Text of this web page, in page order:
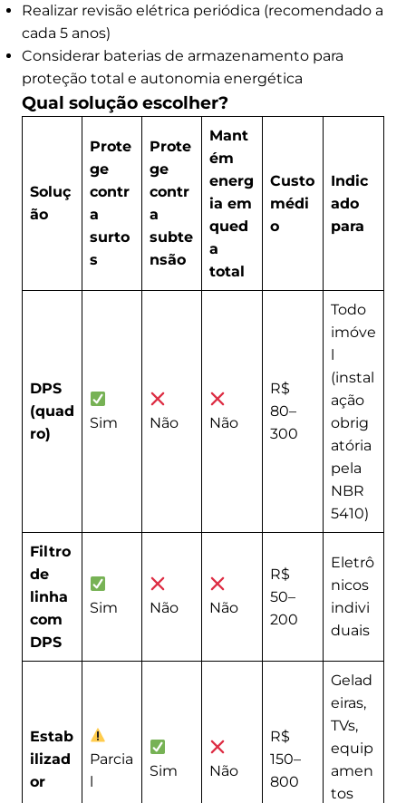
Realizar revisão elétrica periódica (recomendado a
cada 5 anos)
Considerar baterias de armazenamento para
proteção total e autonomia energética
Qual solução escolher?
Soluç
ão
Prote
ge
contr
a
surto
s
Prote
ge
contr
a
subte
nsão
Mant
ém
energ
ia em
qued
a
total
Custo
médi
o
Indic
ado
para
DPS
(quad
ro)
Sim Não Não
R$
80–
300
Todo
imóve
l
(instal
ação
obrig
atória
pela
NBR
5410)
Filtro
de
linha
com
DPS
Sim Não Não
R$
50–
200
Eletrô
nicos
indivi
duais
Estab
ilizad
or
Parcia
l
Sim Não
R$
150–
800
Gelad
eiras,
TVs,
equip
amen
tos